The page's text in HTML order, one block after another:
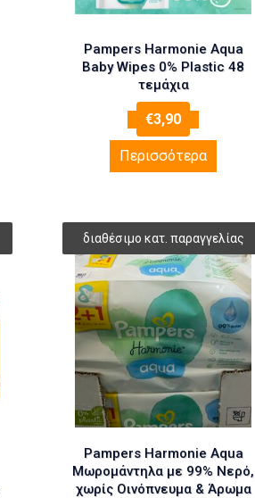
Pampers Harmonie Aqua
Baby Wipes 0% Plastic 48
τεμάχια
€3,90
Περισσότερα
Pampers Harmonie Aqua
Μωρομάντηλα με 99% Νερό,
χωρίς Οινόπνευμα & Άρωμα